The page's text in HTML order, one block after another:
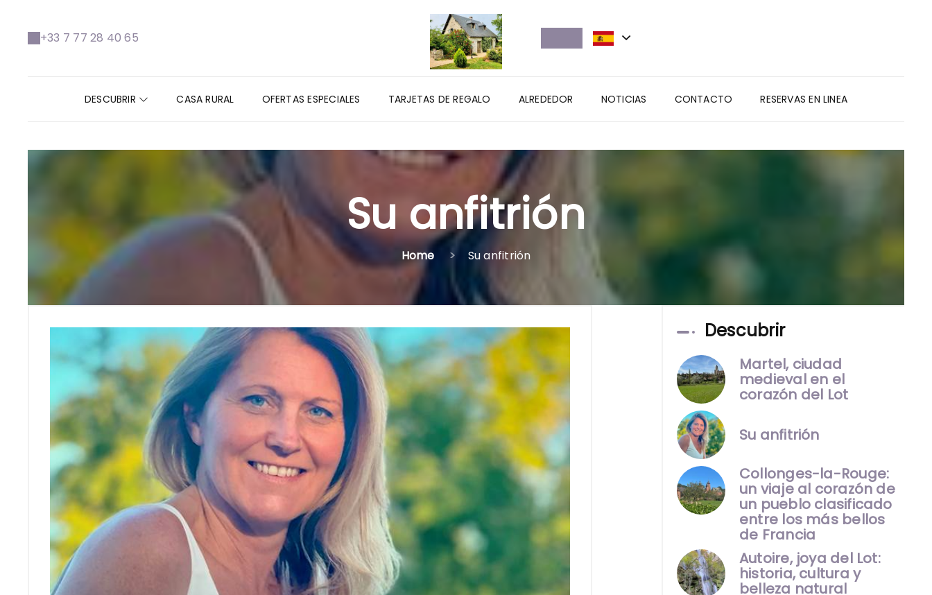
+33 7 77 28 40 65
DESCUBRIR CASA RURAL OFERTAS ESPECIALES TARJETAS DE REGALO ALREDEDOR NOTICIAS CONTACTO RESERVAS EN LINEA
Su anfitrión
Home Su anfitrión
Descubrir
Martel, ciudad
medieval en el
corazón del Lot
Su anfitrión
Collonges-la-Rouge:
un viaje al corazón de
un pueblo clasificado
entre los más bellos
de Francia
Autoire, joya del Lot:
historia, cultura y
belleza natural